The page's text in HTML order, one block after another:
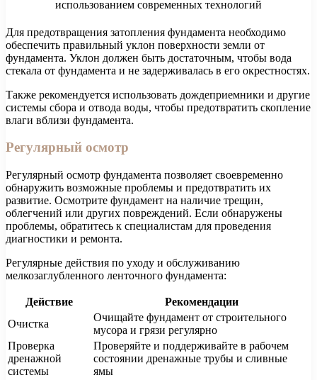
Для предотвращения затопления фундамента необходимо
обеспечить правильный уклон поверхности земли от
фундамента. Уклон должен быть достаточным, чтобы вода
стекала от фундамента и не задерживалась в его окрестностях.
Также рекомендуется использовать дождеприемники и другие
системы сбора и отвода воды, чтобы предотвратить скопление
влаги вблизи фундамента.
Регулярный осмотр
Регулярный осмотр фундамента позволяет своевременно
обнаружить возможные проблемы и предотвратить их
развитие. Осмотрите фундамент на наличие трещин,
облегчений или других повреждений. Если обнаружены
проблемы, обратитесь к специалистам для проведения
диагностики и ремонта.
Регулярные действия по уходу и обслуживанию
мелкозаглубленного ленточного фундамента:
Действие
Рекомендации
Очистка
Очищайте фундамент от строительного
мусора и грязи регулярно
Проверка
дренажной
системы
Проверяйте и поддерживайте в рабочем
состоянии дренажные трубы и сливные
ямы